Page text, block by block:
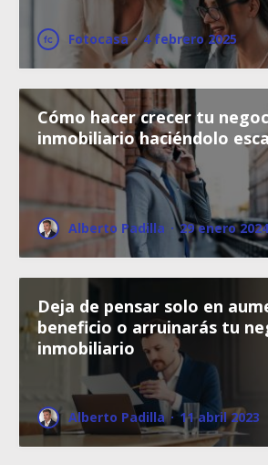
Fotocasa · 4 febrero 2025
Cómo hacer crecer tu
inmobiliario haciéndolo
Alberto Padilla · 29 enero 2024
Deja de pensar solo en
beneficio o arruinarás tu
inmobiliario
Alberto Padilla · 11 abril 2023